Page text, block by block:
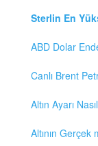
Sterlin En
ABD Dolar
Canlı Brent
Altın Ayarı
Altının Gerçek